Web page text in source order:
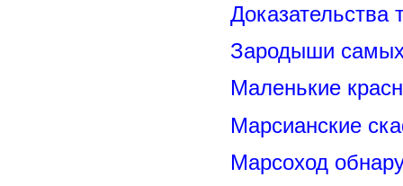
Доказательства
Зародыши самых
Маленькие
Марсианские
Марсоход